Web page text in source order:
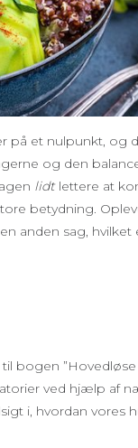
på et nulpunkt, og
og den
lidtlettere at
betydning.
anden sag,
bogen ”Hovedløse
ved hjælp af
i, hvordan vores